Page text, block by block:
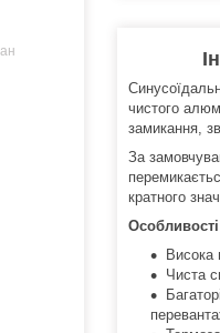
чистого
замикання,
За
кратного
Висока
Чиста